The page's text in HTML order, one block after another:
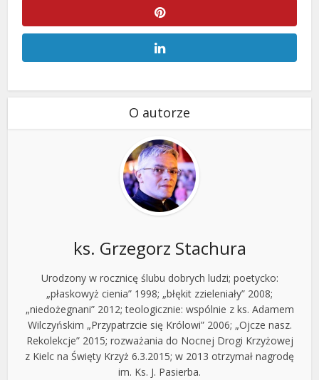
O autorze
ks. Grzegorz Stachura
Urodzony w rocznicę ślubu dobrych ludzi; poetycko:
„płaskowyż cienia” 1998; „błękit zzieleniały” 2008;
„niedożegnani” 2012; teologicznie: wspólnie z ks. Adamem
Wilczyńskim „Przypatrzcie się Królowi” 2006; „Ojcze nasz.
Rekolekcje” 2015; rozważania do Nocnej Drogi Krzyżowej
z Kielc na Święty Krzyż 6.3.2015; w 2013 otrzymał nagrodę
im. Ks. J. Pasierba.